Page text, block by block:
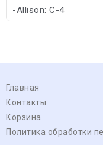
-Allison: C-4
Главная
Контакты
Корзина
Политика обработки